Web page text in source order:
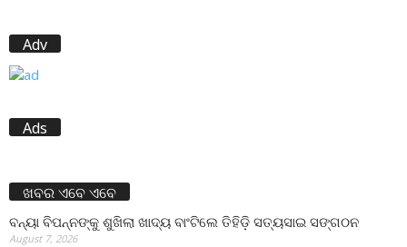
Adv
Ads
ଖବର ଏବେ ଏବେ
ବନ୍ୟା ବିପନ୍ନଙ୍କୁ ଶୁଖିଲା ଖାଦ୍ୟ ବାଂଟିଲେ ତିହିଡି଼ ସତ୍ୟସାଇ ସଙ୍ଗଠନ
August 7, 2026